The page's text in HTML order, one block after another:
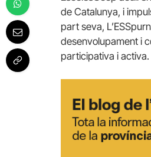
de Catalunya, i
part seva,
desenvolupament i
participativa i activa.